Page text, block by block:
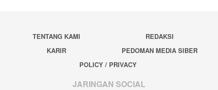
TENTANG KAMI
REDAKSI
KARIR
PEDOMAN MEDIA SIBER
POLICY / PRIVACY
JARINGAN SOCIAL